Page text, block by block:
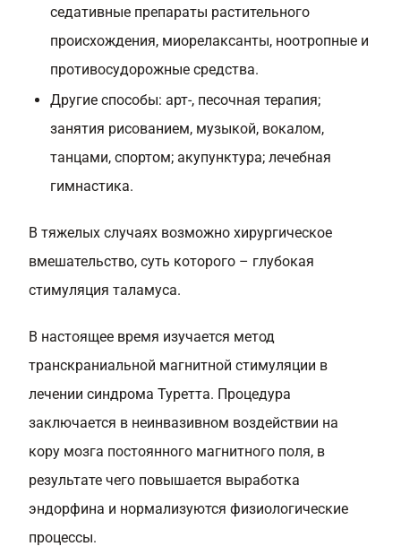
седативные препараты растительного
происхождения, миорелаксанты, ноотропные и
противосудорожные средства.
Другие способы: арт-, песочная терапия;
занятия рисованием, музыкой, вокалом,
танцами, спортом; акупунктура; лечебная
гимнастика.
В тяжелых случаях возможно хирургическое
вмешательство, суть которого – глубокая
стимуляция таламуса.
В настоящее время изучается метод
транскраниальной магнитной стимуляции в
лечении синдрома Туретта. Процедура
заключается в неинвазивном воздействии на
кору мозга постоянного магнитного поля, в
результате чего повышается выработка
эндорфина и нормализуются физиологические
процессы.